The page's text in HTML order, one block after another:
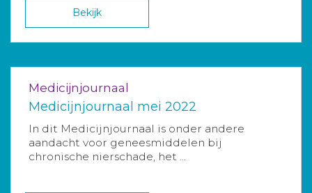
Bekijk
Medicijnjournaal
Medicijnjournaal mei 2022
In dit Medicijnjournaal is onder andere
aandacht voor geneesmiddelen bij
chronische nierschade, het ...